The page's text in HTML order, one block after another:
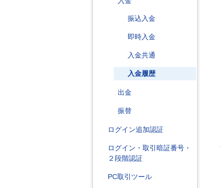
振込入金
即時入金
入金共通
入金履歴
出金
振替
ログイン追加認証
ログイン・取引暗証番号・
２段階認証
PC取引ツール